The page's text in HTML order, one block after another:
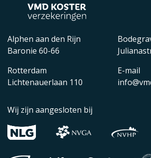
Alphen aan den Rijn
Baronie 60-66
Rotterdam
Lichtenauerlaan 110
E-mail
Wij zijn aangesloten bij